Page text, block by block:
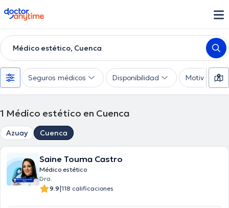
doctoranytime
Médico estético, Cuenca
Seguros médicos Disponibilidad Motivo de
1 Médico estético en Cuenca
Azuay Cuenca
Saine Touma Castro
Médico estético
Dra.
9.9|118 calificaciones